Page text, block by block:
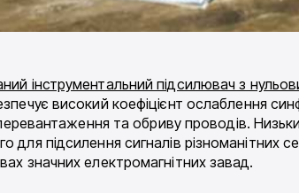
інструментальний підсилювач з
високий коефіцієнт ослаблення
та обриву проводів.
підсилення сигналів різноманітних
значних електромагнітних завад.